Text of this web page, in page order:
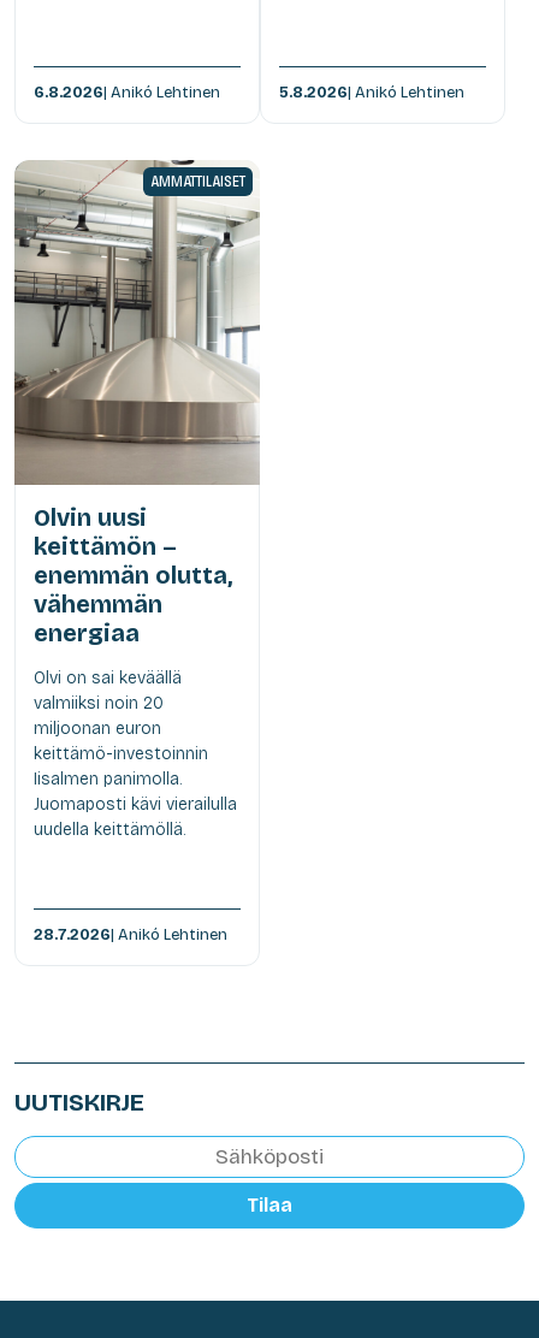
6.8.2026| Anikó Lehtinen 5.8.2026| Anikó Lehtinen
AMMATTILAISET
Olvin uusi
keittämön –
enemmän olutta,
vähemmän
energiaa
Olvi on sai keväällä
valmiiksi noin 20
miljoonan euron
keittämö-investoinnin
Iisalmen panimolla.
Juomaposti kävi vierailulla
uudella keittämöllä.
28.7.2026| Anikó Lehtinen
UUTISKIRJE
Tilaa